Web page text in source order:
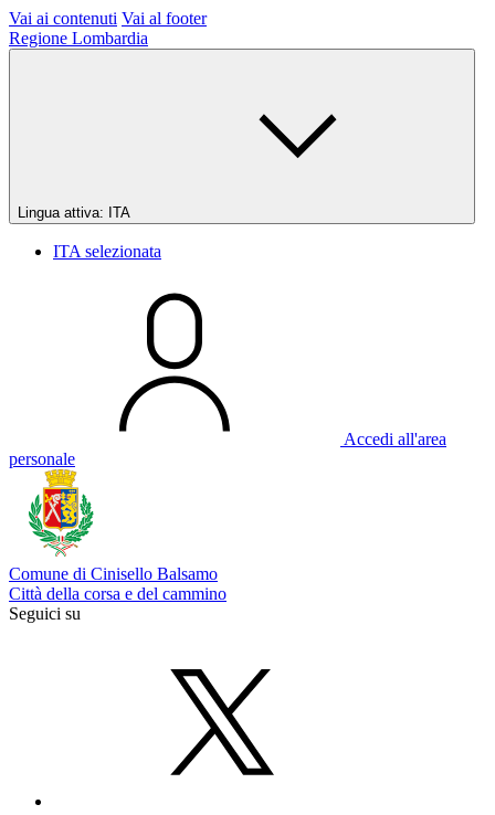
Vai ai contenuti Vai al footer
Regione Lombardia
Lingua attiva: ITA
ITA selezionata
Accedi all'area
personale
Comune di Cinisello Balsamo
Città della corsa e del cammino
Seguici su